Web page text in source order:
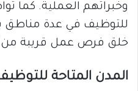
وخبراتهم العملية. كما
للتوظيف في عدة مناطق
خلق فرص عمل قريبة من
المدن المتاحة